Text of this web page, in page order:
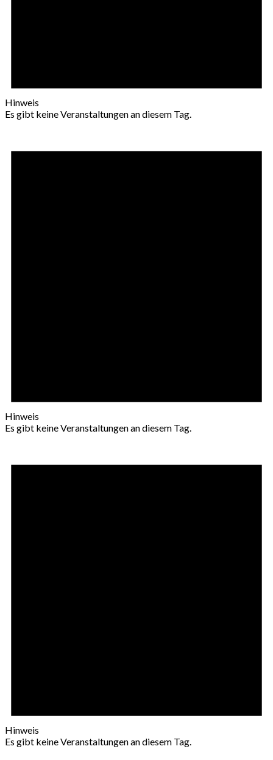
Hinweis
Es gibt keine Veranstaltungen an diesem Tag.
Hinweis
Es gibt keine Veranstaltungen an diesem Tag.
Hinweis
Es gibt keine Veranstaltungen an diesem Tag.